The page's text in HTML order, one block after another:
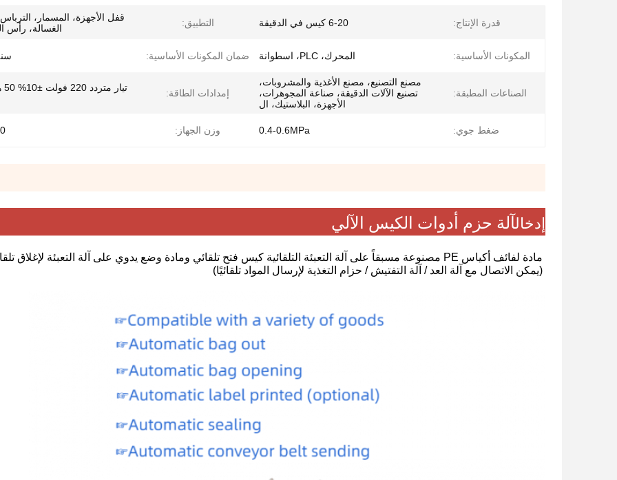
قدرة الإنتاج: 6-20 كيس في الدقيقة التطبيق:
قفل الأجهزة، المسمار،
الغسالة، رأس
المكونات الأساسية: المحرك، PLC، اسطوانة ضمان المكونات الأساسية:
الصناعات المطبقة:
مصنع التصنيع، مصنع الأغذية والمشروبات،
تصنيع الآلات الدقيقة، صناعة المجوهرات،
الأجهزة، البلاستيك، ال
إمدادات الطاقة:
ضغط جوي: 0.4-0.6MPa وزن الجهاز:
إدخالآلة حزم أدوات الكيس الآلي
مادة لفائف أكياس PE مصنوعة مسبقاً على آلة التعبئة التلقائية كيس فتح تلقائي ومادة وضع يدوي على آلة التعبئة لإغلاق تلقائيًا
(يمكن الاتصال مع آلة العد / آلة التفتيش / حزام التغذية لإرسال المواد تلقائيًا)